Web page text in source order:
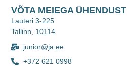
VÕTA MEIEGA ÜHENDUST
Lauteri 3-225
Tallinn, 10114
junior@ja.ee
+372 621 0998